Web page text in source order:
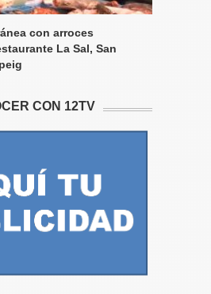
con arroces
La Sal, San
CON 12TV